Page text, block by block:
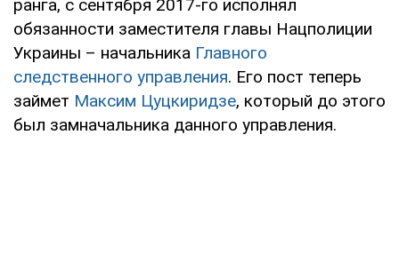
ранга, с сентября 2017-го исполнял
обязанности заместителя главы Нацполиции
Украины – начальника Главного
следственного управления. Его пост теперь
займет Максим Цуцкиридзе, который до этого
был замначальника данного управления.